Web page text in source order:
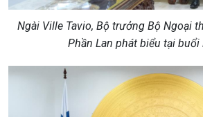
Ngài Ville Tavio, Bộ trưởng Bộ Ngoại
Phần Lan phát biểu tại buổi